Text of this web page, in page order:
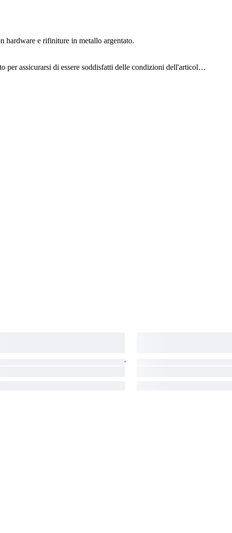
hardware e rifiniture in metallo argentato.
assicurarsi di essere soddisfatti delle condizioni dell'articolo.